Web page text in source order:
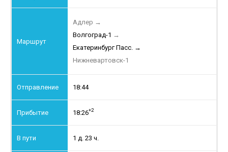
Адлер →
Волгоград-1 →
Екатеринбург Пасс. →
Нижневартовск-1
18:44
18:26+2
1 д. 23 ч.